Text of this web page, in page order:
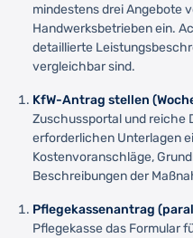
mindestens drei Angebote
Handwerksbetrieben ein.
detaillierte
vergleichbar sind.
KfW-Antrag stellen
Zuschussportal und reiche
erforderlichen Unterlagen
Kostenvoranschläge,
Beschreibungen der
Pflegekassenantrag
Pflegekasse das Formular